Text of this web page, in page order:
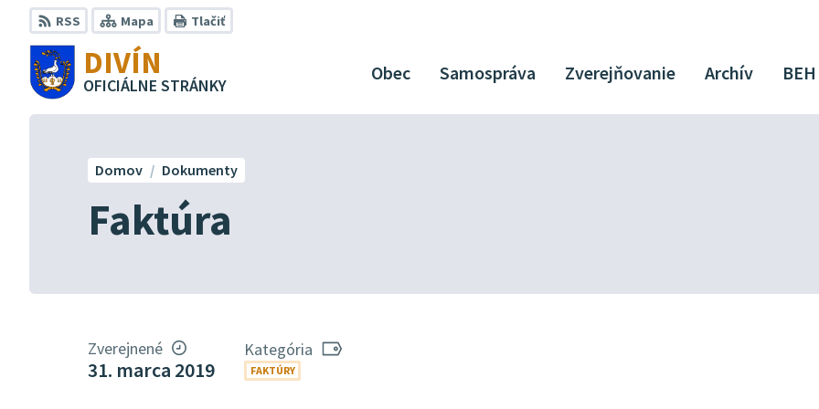
Preskočiť
na
obsah
RSS Mapa Tlačiť
DIVÍN
OFICIÁLNE STRÁNKY
Obec Samospráva Zverejňovanie Archív BEH
Faktúra
Domov Dokumenty
Zverejnené
31. marca 2019
Kategória
FAKTÚRY